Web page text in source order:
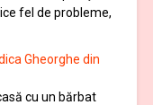
fel de probleme,
Gheorghe din
cu un bărbat